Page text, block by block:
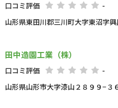
口コミ評価
-
山形県東田川郡三川町大字東沼字興
田中造園工業（株）
口コミ評価
-
山形県山形市大字漆山２８９９−３